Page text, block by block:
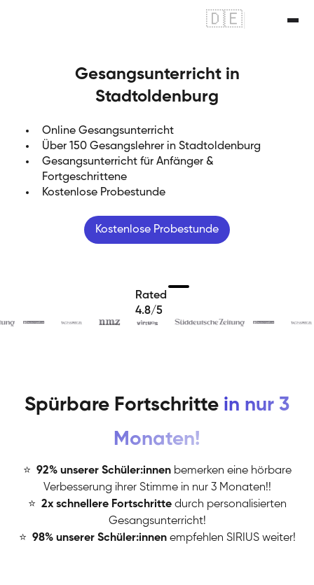
🇩🇪
Gesangsunterricht in
Stadtoldenburg
Online Gesangsunterricht
Über 150 Gesangslehrer in Stadtoldenburg
Gesangsunterricht für Anfänger &
Fortgeschrittene
Kostenlose Probestunde
Kostenlose Probestunde
Rated
4.8/5
Spürbare Fortschritte in nur 3
Monaten!
⭐ 92% unserer Schüler:innen bemerken eine hörbare
Verbesserung ihrer Stimme in nur 3 Monaten!!
⭐ 2x schnellere Fortschritte durch personalisierten
Gesangsunterricht!
⭐ 98% unserer Schüler:innen empfehlen SIRIUS weiter!